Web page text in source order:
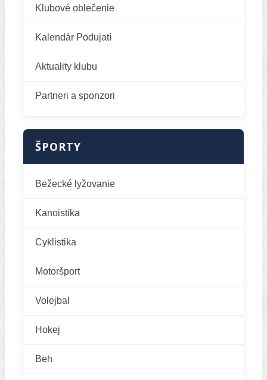
Klubové oblečenie
Kalendár Podujatí
Aktuality klubu
Partneri a sponzori
ŠPORTY
Bežecké lyžovanie
Kanoistika
Cyklistika
Motoršport
Volejbal
Hokej
Beh